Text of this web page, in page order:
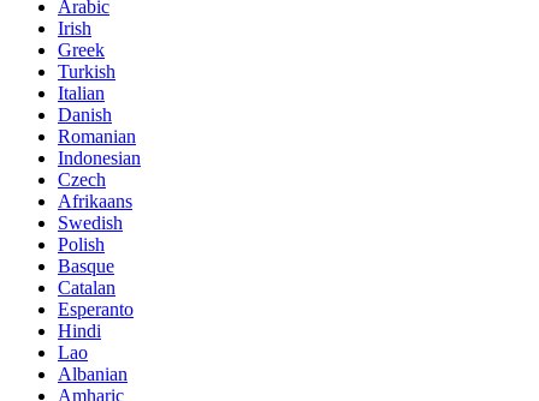
Arabic
Irish
Greek
Turkish
Italian
Danish
Romanian
Indonesian
Czech
Afrikaans
Swedish
Polish
Basque
Catalan
Esperanto
Hindi
Lao
Albanian
Amharic